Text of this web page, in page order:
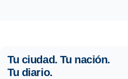
Tu ciudad. Tu nación.
Tu diario.